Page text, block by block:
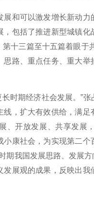
可以激发增长新动力
包括了推进新型城镇
十三篇至十五篇着眼于
路、重点任务、重大
时期经济社会发展。”
，扩大有效供给，满
、开放发展、共享发展
康社会，为实现第二
期我国发展思路、发展
展观的成果，反映出